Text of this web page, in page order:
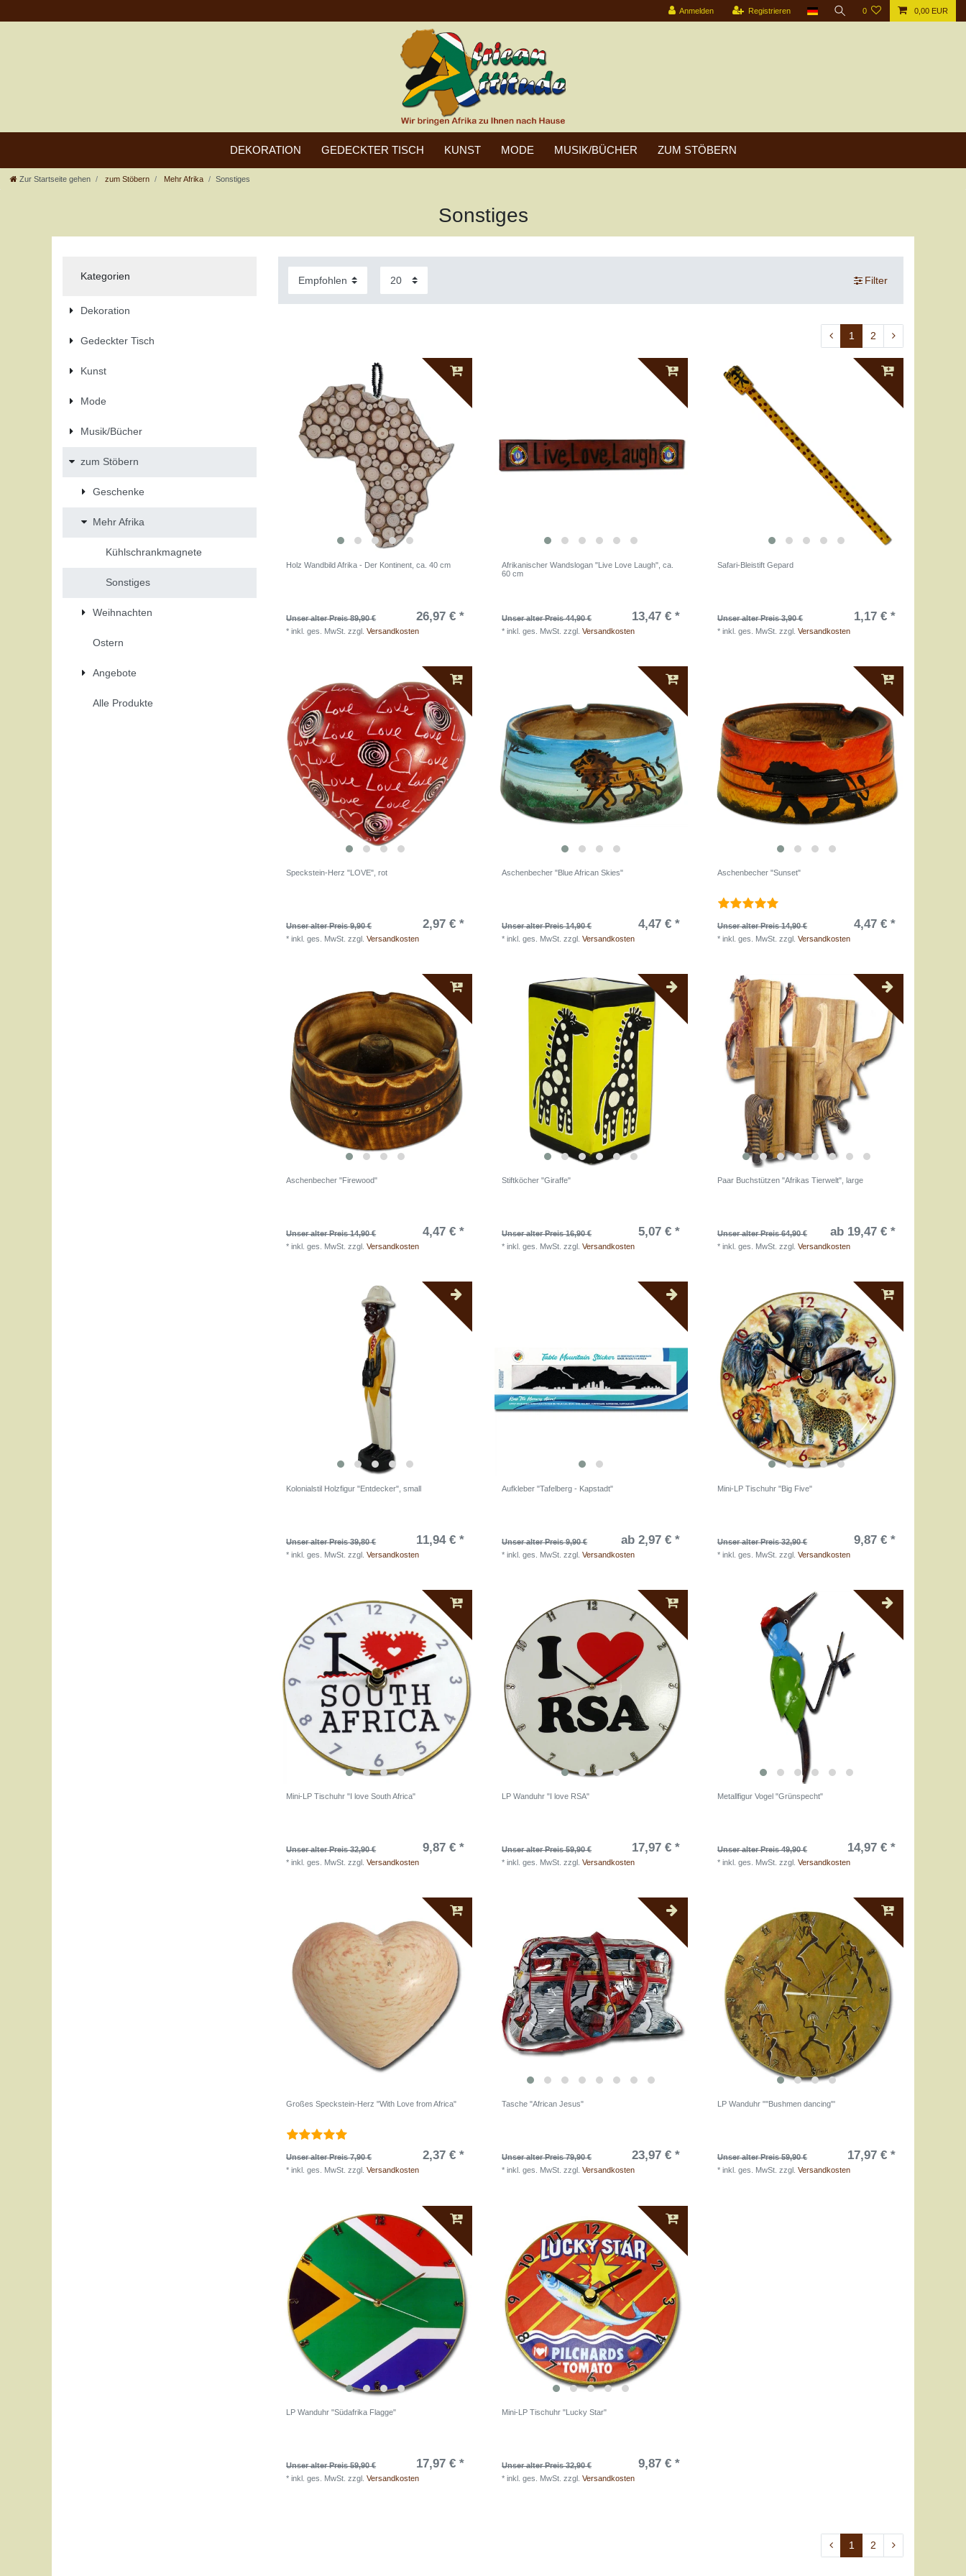
Anmelden Registrieren 0 0,00 EUR
DEKORATION GEDECKTER TISCH KUNST MODE MUSIK/BÜCHER ZUM STÖBERN
Zur Startseite gehen zum Stöbern Mehr Afrika Sonstiges
Sonstiges
Kategorien
Dekoration
Gedeckter Tisch
Kunst
Mode
Musik/Bücher
zum Stöbern
Geschenke
Mehr Afrika
Kühlschrankmagnete
Sonstiges
Weihnachten
Ostern
Angebote
Alle Produkte
Filter
1 2
Holz Wandbild Afrika - Der Kontinent, ca. 40 cm
Unser alter Preis 89,90 € 26,97 € *
*inkl. ges. MwSt. zzgl.Versandkosten
Afrikanischer Wandslogan "Live Love Laugh", ca.
60 cm
Unser alter Preis 44,90 € 13,47 € *
*inkl. ges. MwSt. zzgl.Versandkosten
Safari-Bleistift Gepard
Unser alter Preis 3,90 € 1,17 € *
*inkl. ges. MwSt. zzgl.Versandkosten
Speckstein-Herz "LOVE", rot
Unser alter Preis 9,90 € 2,97 € *
*inkl. ges. MwSt. zzgl.Versandkosten
Aschenbecher "Blue African Skies"
Unser alter Preis 14,90 € 4,47 € *
*inkl. ges. MwSt. zzgl.Versandkosten
Aschenbecher "Sunset"
Unser alter Preis 14,90 € 4,47 € *
*inkl. ges. MwSt. zzgl.Versandkosten
Aschenbecher "Firewood"
Unser alter Preis 14,90 € 4,47 € *
*inkl. ges. MwSt. zzgl.Versandkosten
Stiftköcher "Giraffe"
Unser alter Preis 16,90 € 5,07 € *
*inkl. ges. MwSt. zzgl.Versandkosten
Paar Buchstützen "Afrikas Tierwelt", large
Unser alter Preis 64,90 € ab 19,47 € *
*inkl. ges. MwSt. zzgl.Versandkosten
Kolonialstil Holzfigur "Entdecker", small
Unser alter Preis 39,80 € 11,94 € *
*inkl. ges. MwSt. zzgl.Versandkosten
Aufkleber "Tafelberg - Kapstadt"
Unser alter Preis 9,90 € ab 2,97 € *
*inkl. ges. MwSt. zzgl.Versandkosten
Mini-LP Tischuhr "Big Five"
Unser alter Preis 32,90 € 9,87 € *
*inkl. ges. MwSt. zzgl.Versandkosten
Mini-LP Tischuhr "I love South Africa"
Unser alter Preis 32,90 € 9,87 € *
*inkl. ges. MwSt. zzgl.Versandkosten
LP Wanduhr "I love RSA"
Unser alter Preis 59,90 € 17,97 € *
*inkl. ges. MwSt. zzgl.Versandkosten
Metallfigur Vogel "Grünspecht"
Unser alter Preis 49,90 € 14,97 € *
*inkl. ges. MwSt. zzgl.Versandkosten
Großes Speckstein-Herz "With Love from Africa"
Unser alter Preis 7,90 € 2,37 € *
*inkl. ges. MwSt. zzgl.Versandkosten
Tasche "African Jesus"
Unser alter Preis 79,90 € 23,97 € *
*inkl. ges. MwSt. zzgl.Versandkosten
LP Wanduhr "''Bushmen dancing"'
Unser alter Preis 59,90 € 17,97 € *
*inkl. ges. MwSt. zzgl.Versandkosten
LP Wanduhr "Südafrika Flagge"
Unser alter Preis 59,90 € 17,97 € *
*inkl. ges. MwSt. zzgl.Versandkosten
Mini-LP Tischuhr "Lucky Star"
Unser alter Preis 32,90 € 9,87 € *
*inkl. ges. MwSt. zzgl.Versandkosten
1 2